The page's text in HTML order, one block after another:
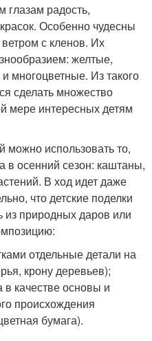
радость,
Особенно чудесны
с кленов. Их
желтые,
многоцветные. Из такого
сделать множество
мере интересных детям
можно использовать то,
в осенний сезон: каштаны,
В ход идет даже
что детские поделки
из природных даров или
отдельные детали на
крону деревьев);
в качестве основы и
происхождения
бумага).